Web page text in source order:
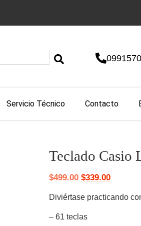
Servicio Técnico Contacto
Teclado Casio
$499.00 $339.00
Diviértase practicando
– 61 teclas